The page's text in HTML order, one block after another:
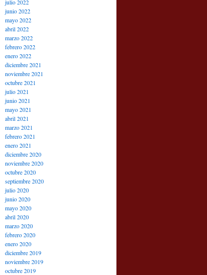
julio 2022
junio 2022
mayo 2022
abril 2022
marzo 2022
febrero 2022
enero 2022
diciembre 2021
noviembre 2021
octubre 2021
julio 2021
junio 2021
mayo 2021
abril 2021
marzo 2021
febrero 2021
enero 2021
diciembre 2020
noviembre 2020
octubre 2020
septiembre 2020
julio 2020
junio 2020
mayo 2020
abril 2020
marzo 2020
febrero 2020
enero 2020
diciembre 2019
noviembre 2019
octubre 2019